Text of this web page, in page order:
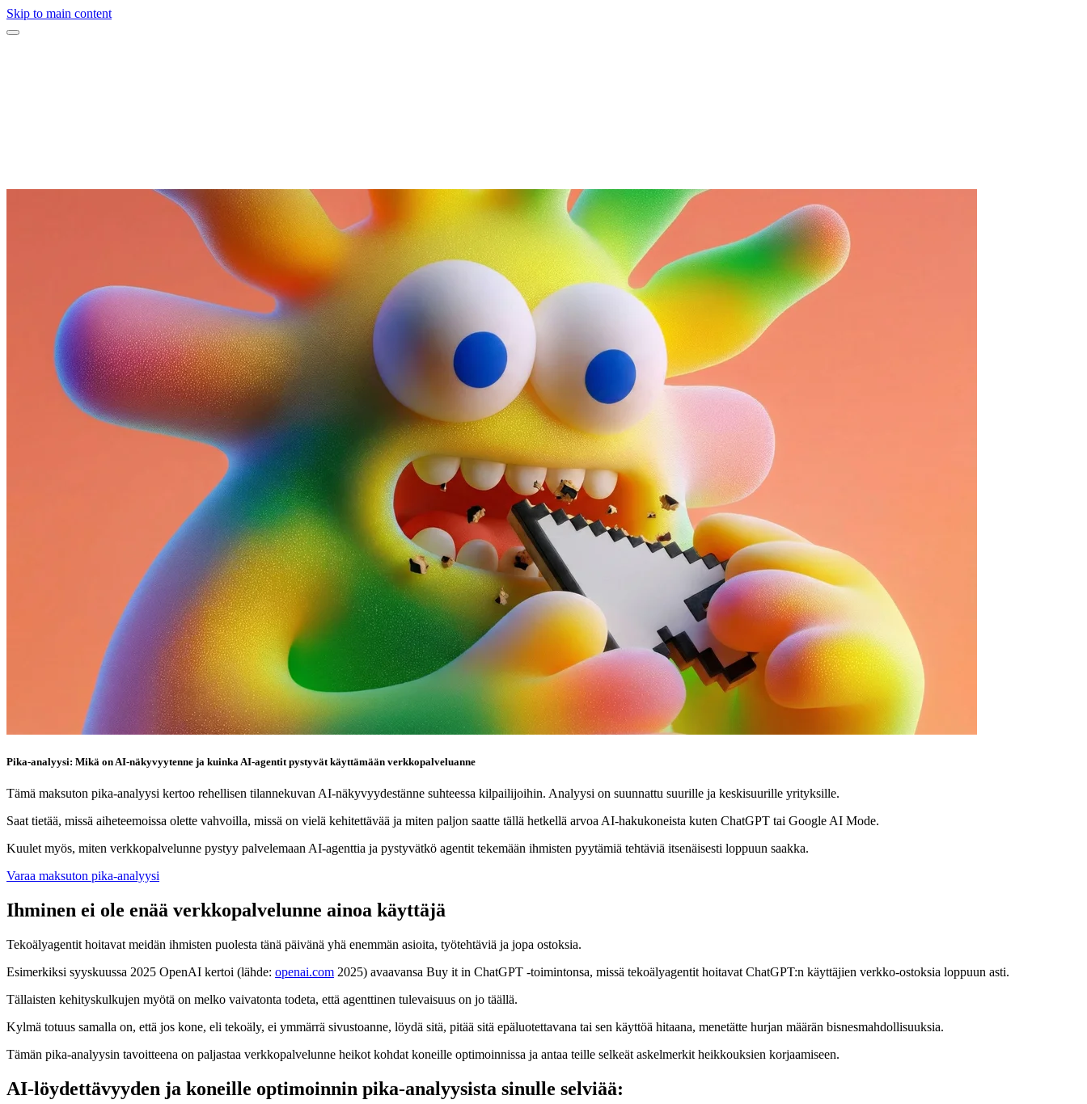
Skip to main content
Pika-analyysi: Mikä on AI-näkyvyytenne ja kuinka AI-agentit pystyvät käyttämään verkkopalveluanne
Tämä maksuton pika-analyysi kertoo rehellisen tilannekuvan AI-näkyvyydestänne suhteessa kilpailijoihin. Analyysi on suunnattu suurille ja keskisuurille yrityksille.
Saat tietää, missä aiheteemoissa olette vahvoilla, missä on vielä kehitettävää ja miten paljon saatte tällä hetkellä arvoa AI-hakukoneista kuten ChatGPT tai Google AI Mode.
Kuulet myös, miten verkkopalvelunne pystyy palvelemaan AI-agenttia ja pystyvätkö agentit tekemään ihmisten pyytämiä tehtäviä itsenäisesti loppuun saakka.
Varaa maksuton pika-analyysi
Ihminen ei ole enää verkkopalvelunne ainoa käyttäjä
Tekoälyagentit hoitavat meidän ihmisten puolesta tänä päivänä yhä enemmän asioita, työtehtäviä ja jopa ostoksia.
Esimerkiksi syyskuussa 2025 OpenAI kertoi (lähde: openai.com 2025) avaavansa Buy it in ChatGPT -toimintonsa, missä tekoälyagentit hoitavat ChatGPT:n käyttäjien verkko-ostoksia loppuun asti.
Tällaisten kehityskulkujen myötä on melko vaivatonta todeta, että agenttinen tulevaisuus on jo täällä.
Kylmä totuus samalla on, että jos kone, eli tekoäly, ei ymmärrä sivustoanne, löydä sitä, pitää sitä epäluotettavana tai sen käyttöä hitaana, menetätte hurjan määrän bisnesmahdollisuuksia.
Tämän pika-analyysin tavoitteena on paljastaa verkkopalvelunne heikot kohdat koneille optimoinnissa ja antaa teille selkeät askelmerkit heikkouksien korjaamiseen.
AI-löydettävyyden ja koneille optimoinnin pika-analyysista sinulle selviää: